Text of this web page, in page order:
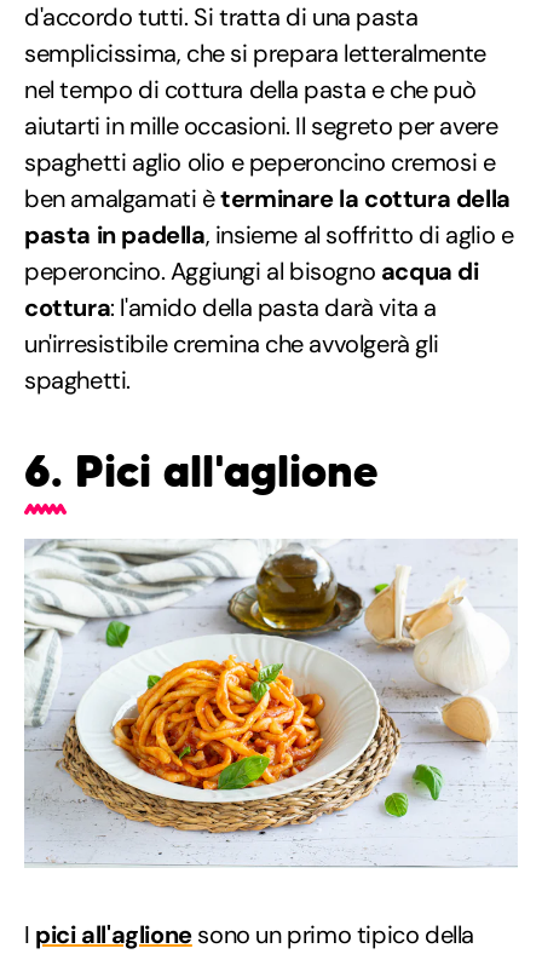
d'accordo tutti. Si tratta di una pasta
semplicissima, che si prepara letteralmente
nel tempo di cottura della pasta e che può
aiutarti in mille occasioni. Il segreto per avere
spaghetti aglio olio e peperoncino cremosi e
ben amalgamati èterminare la cottura della
pasta in padella, insieme al soffritto di aglio e
peperoncino. Aggiungi al bisogno acqua di
cottura: l'amido della pasta darà vita a
un'irresistibile cremina che avvolgerà gli
spaghetti.
6. Pici all'aglione
I pici all'aglionesono un primo tipico della